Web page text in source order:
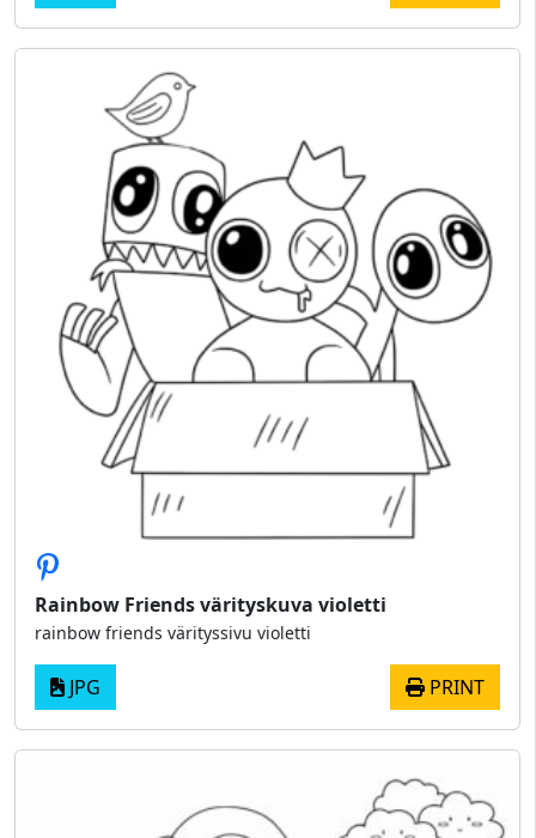
Rainbow Friends värityskuva violetti
rainbow friends värityssivu violetti
JPG PRINT